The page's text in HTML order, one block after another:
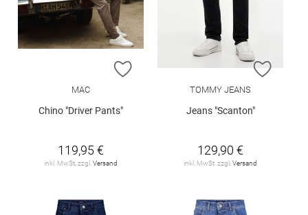
ZUR WUNSCHLISTE HINZUFÜGEN
MAC
Chino "Driver Pants"
119,95 €
inkl. MwSt. zzgl. Versand
ZUR
TOMMY JEANS
Jeans "Scanton"
129,90 €
inkl. MwSt. zzgl. Versand